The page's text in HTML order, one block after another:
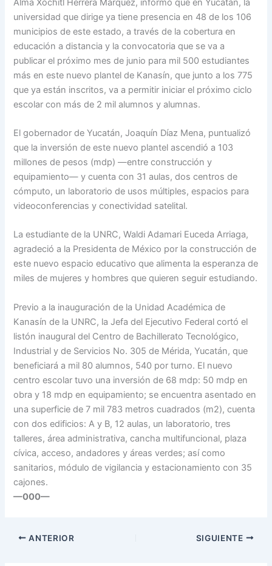
Alma Xóchitl Herrera Márquez, informó que en Yucatán, la
universidad que dirige ya tiene presencia en 48 de los 106
municipios de este estado, a través de la cobertura en
educación a distancia y la convocatoria que se va a
publicar el próximo mes de junio para mil 500 estudiantes
más en este nuevo plantel de Kanasín, que junto a los 775
que ya están inscritos, va a permitir iniciar el próximo ciclo
escolar con más de 2 mil alumnos y alumnas.
El gobernador de Yucatán, Joaquín Díaz Mena, puntualizó
que la inversión de este nuevo plantel ascendió a 103
millones de pesos (mdp) —entre construcción y
equipamiento— y cuenta con 31 aulas, dos centros de
cómputo, un laboratorio de usos múltiples, espacios para
videoconferencias y conectividad satelital.
La estudiante de la UNRC, Waldi Adamari Euceda Arriaga,
agradeció a la Presidenta de México por la construcción de
este nuevo espacio educativo que alimenta la esperanza de
miles de mujeres y hombres que quieren seguir estudiando.
Previo a la inauguración de la Unidad Académica de
Kanasín de la UNRC, la Jefa del Ejecutivo Federal cortó el
listón inaugural del Centro de Bachillerato Tecnológico,
Industrial y de Servicios No. 305 de Mérida, Yucatán, que
beneficiará a mil 80 alumnos, 540 por turno. El nuevo
centro escolar tuvo una inversión de 68 mdp: 50 mdp en
obra y 18 mdp en equipamiento; se encuentra asentado en
una superficie de 7 mil 783 metros cuadrados (m2), cuenta
con dos edificios: A y B, 12 aulas, un laboratorio, tres
talleres, área administrativa, cancha multifuncional, plaza
cívica, acceso, andadores y áreas verdes; así como
sanitarios, módulo de vigilancia y estacionamiento con 35
cajones.
—000—
ANTERIOR SIGUIENTE